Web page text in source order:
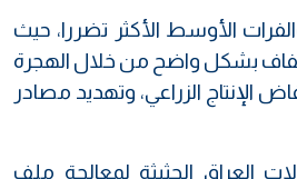
الأوسط الأكثر تضررا، حيث
بشكل واضح من خلال الهجرة
الإنتاج الزراعي، وتهديد مصادر
العراق الحثيثة لمعالجة ملف